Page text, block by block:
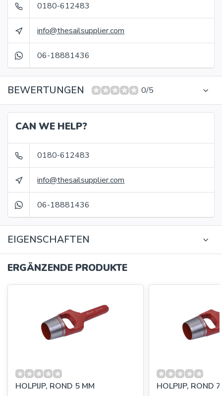
0180-612483
info@thesailsupplier.com
06-18881436
BEWERTUNGEN 0/5
CAN WE HELP?
0180-612483
info@thesailsupplier.com
06-18881436
EIGENSCHAFTEN
ERGÄNZENDE PRODUKTE
HOLPIJP, ROND 5 MM HOLPIJP, ROND